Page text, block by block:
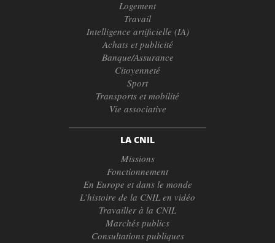
Logement
Travail
Intelligence artificielle (IA)
Achats et publicité
Banque/Assurance
Citoyenneté
Sport
Transports et mobilité
Vie associative
LA CNIL
Missions
Fonctionnement
En Europe et dans le monde
L’histoire de la CNIL en vidéo
Travailler à la CNIL
Marchés publics
Consultations publiques